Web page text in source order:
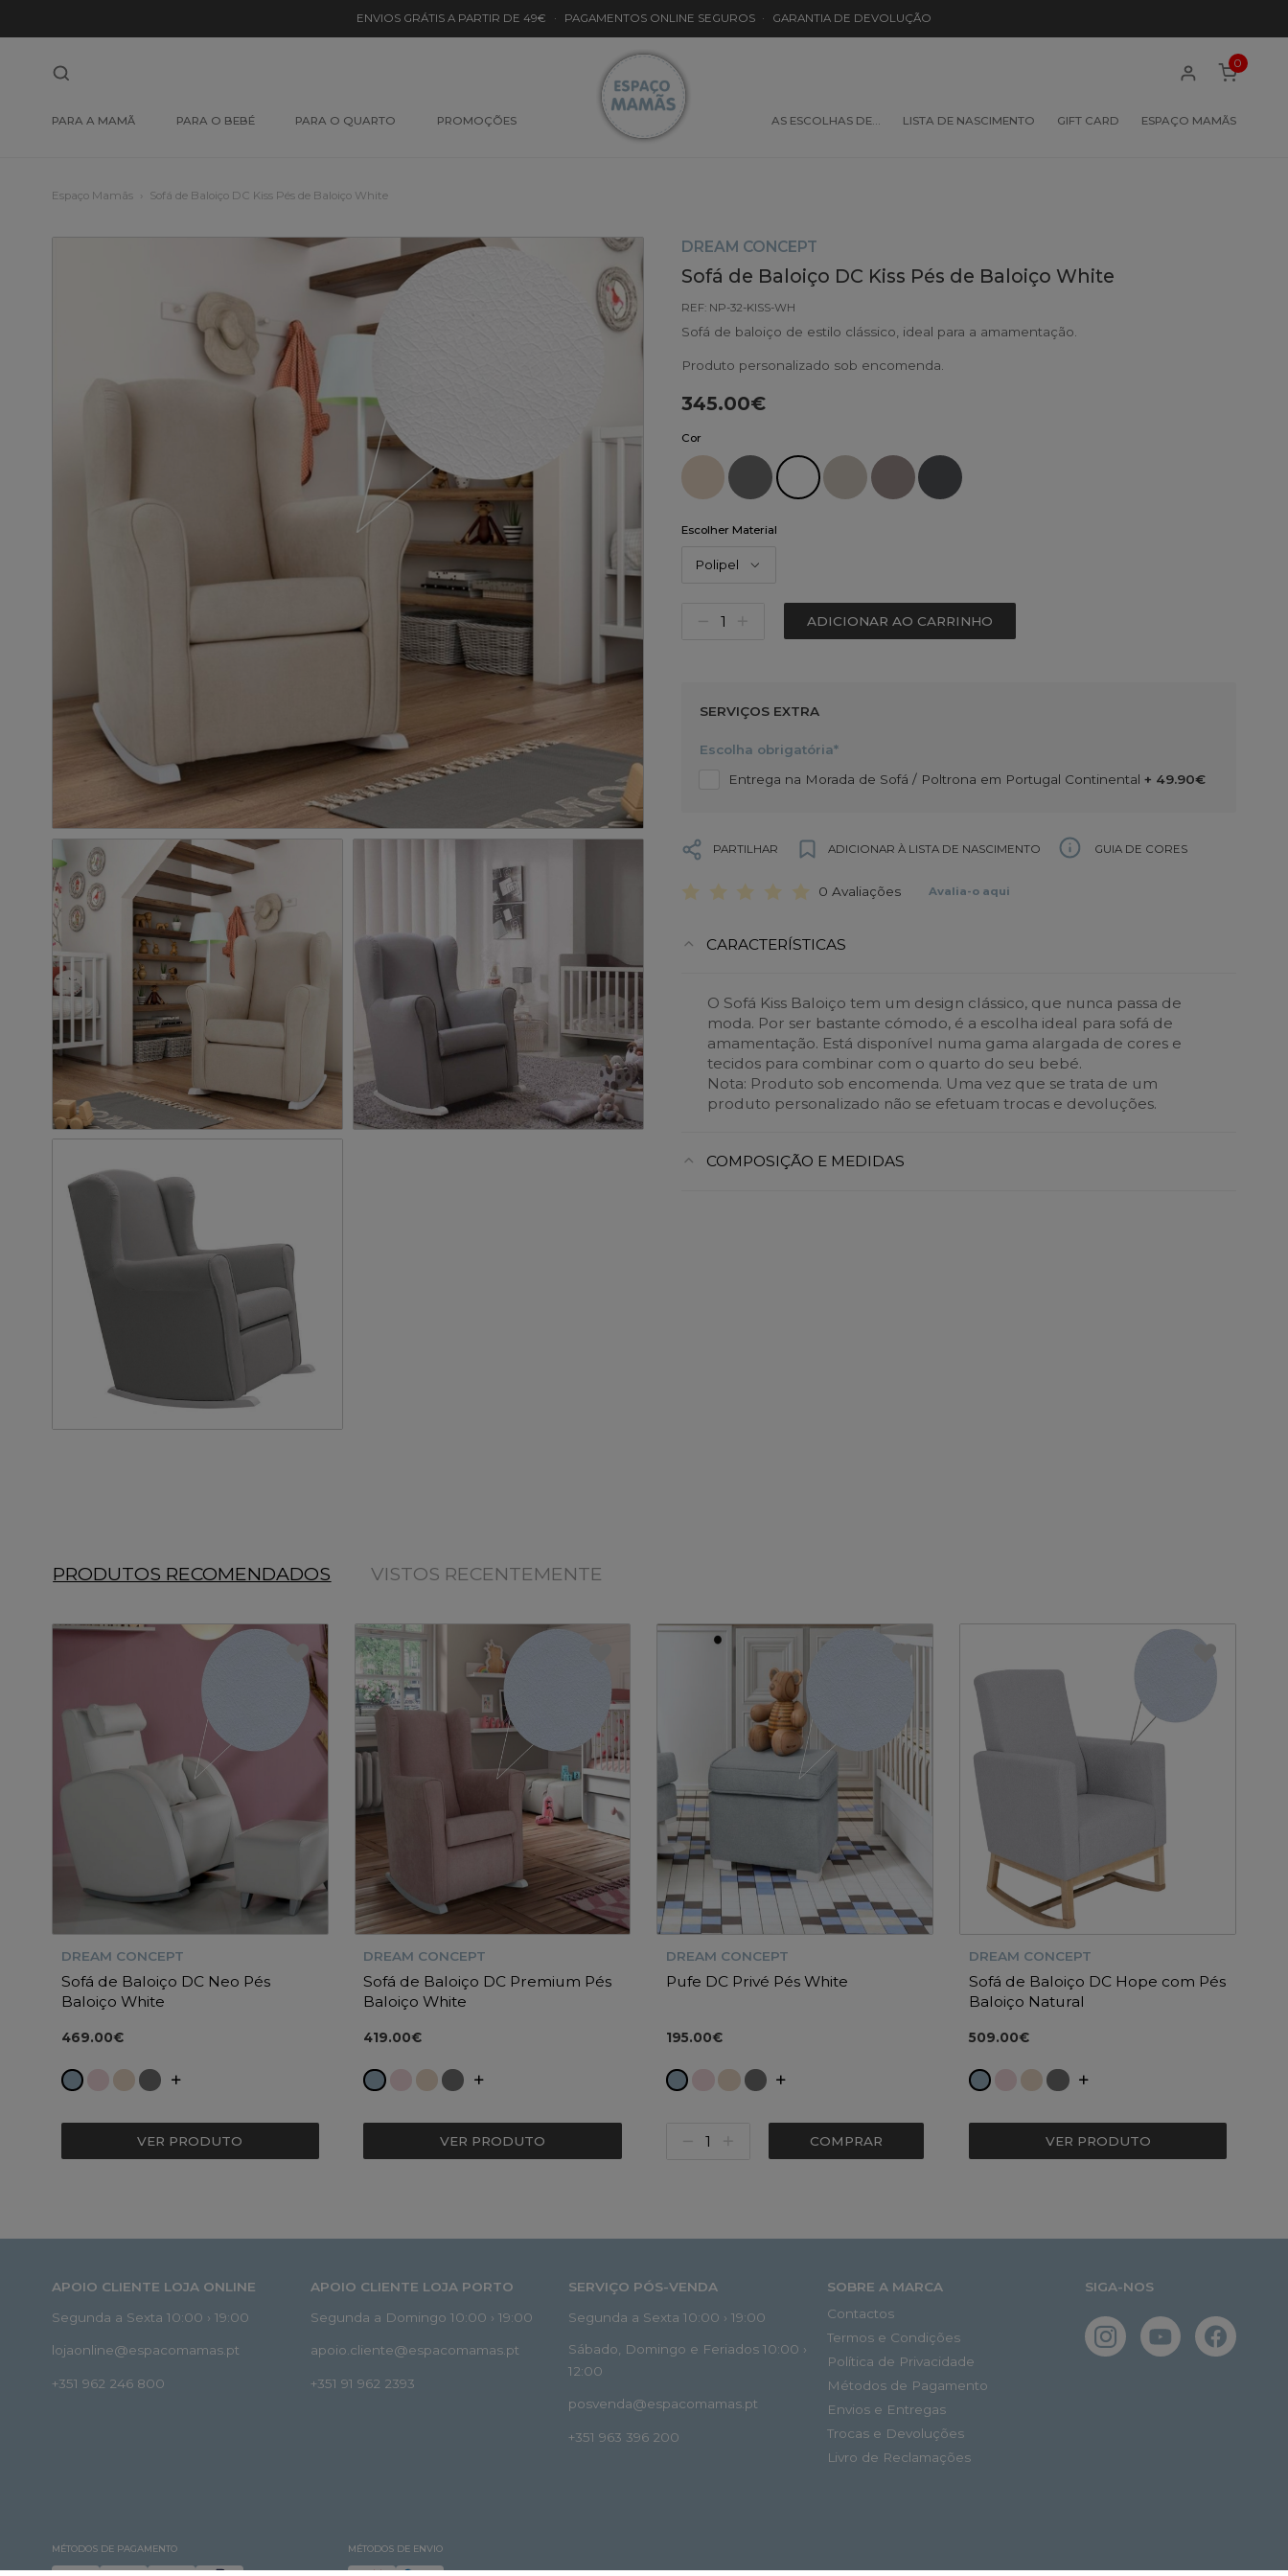
ENVIOS GRÁTIS A PARTIR DE 49€ · PAGAMENTOS ONLINE SEGUROS · GARANTIA DE DEVOLUÇÃO
PARA A MAMÃ PARA O BEBÉ PARA O QUARTO PROMOÇÕES AS ESCOLHAS DE… LISTA DE NASCIMENTO GIFT CARD ESPAÇO MAMÃS
0
Espaço Mamãs Sofá de Baloiço DC Kiss Pés de Baloiço White
DREAM CONCEPT
Sofá de Baloiço DC Kiss Pés de Baloiço White
REF: NP-32-KISS-WH
Sofá de baloiço de estilo clássico, ideal para a amamentação.
Produto personalizado sob encomenda.
345.00€
Cor
Escolher Material
Polipel
ADICIONAR AO CARRINHO
SERVIÇOS EXTRA
Escolha obrigatória*
Entrega na Morada de Sofá / Poltrona em Portugal Continental + 49.90€
PARTILHAR ADICIONAR À LISTA DE NASCIMENTO GUIA DE CORES
0 Avaliações Avalia-o aqui
CARACTERÍSTICAS
O Sofá Kiss Baloiço tem um design clássico, que nunca passa de
moda. Por ser bastante cómodo, é a escolha ideal para sofá de
amamentação. Está disponível numa gama alargada de cores e
tecidos para combinar com o quarto do seu bebé.
Nota: Produto sob encomenda. Uma vez que se trata de um
produto personalizado não se efetuam trocas e devoluções.
COMPOSIÇÃO E MEDIDAS
PRODUTOS RECOMENDADOS VISTOS RECENTEMENTE
DREAM CONCEPT
Sofá de Baloiço DC Neo Pés
Baloiço White
469.00€
VER PRODUTO
DREAM CONCEPT
Sofá de Baloiço DC Premium Pés
Baloiço White
419.00€
VER PRODUTO
DREAM CONCEPT
Pufe DC Privé Pés White
195.00€
COMPRAR
DREAM CONCEPT
Sofá de Baloiço DC Hope com Pés
Baloiço Natural
509.00€
VER PRODUTO
APOIO CLIENTE LOJA ONLINE
Segunda a Sexta 10:00 › 19:00
lojaonline@espacomamas.pt
+351 962 246 800
APOIO CLIENTE LOJA PORTO
Segunda a Domingo 10:00 › 19:00
apoio.cliente@espacomamas.pt
+351 91 962 2393
SERVIÇO PÓS-VENDA
Segunda a Sexta 10:00 › 19:00
Sábado, Domingo e Feriados 10:00 ›
12:00
posvenda@espacomamas.pt
+351 963 396 200
SOBRE A MARCA
Contactos
Termos e Condições
Política de Privacidade
Métodos de Pagamento
Envios e Entregas
Trocas e Devoluções
Livro de Reclamações
SIGA-NOS
MÉTODOS DE PAGAMENTO MÉTODOS DE ENVIO